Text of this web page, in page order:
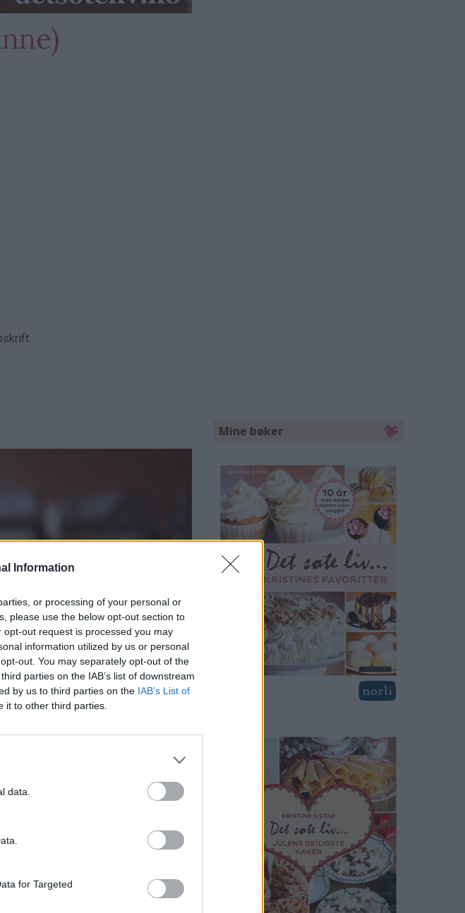
Information
or processing of your personal or
please use the below opt-out section to
out request is processed you may
information utilized by us or personal
out. You may separately opt-out of the
parties on the IAB’s list of downstream
by us to third parties on the IAB’s List of
it to other third parties.
data.
for Targeted
Mine bøker